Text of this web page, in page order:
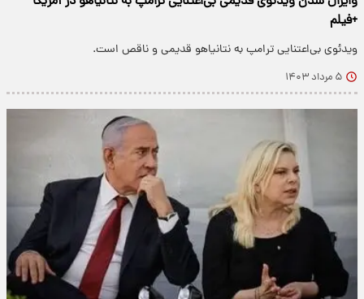
+فیلم
ویدئوی بی‌اعتنایی ترامپ به نتانیاهو قدیمی و ناقص است.
۵ مرداد ۱۴۰۳